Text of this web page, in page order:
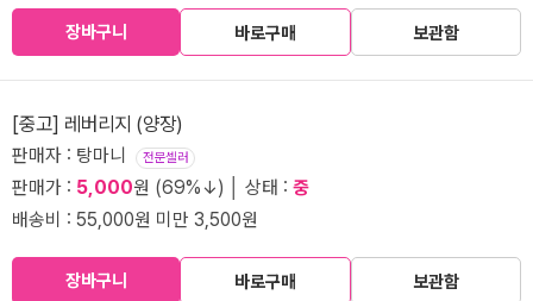
장바구니 바로구매 보관함
[중고] 레버리지 (양장)
판매자 : 탕마니 전문셀러
판매가 : 5,000원 (69%↓) │ 상태 : 중
배송비 : 55,000원 미만 3,500원
장바구니 바로구매 보관함